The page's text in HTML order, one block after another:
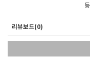
리뷰보드(0)